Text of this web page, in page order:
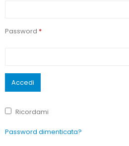
Password *
Accedi
Ricordami
Password dimenticata?